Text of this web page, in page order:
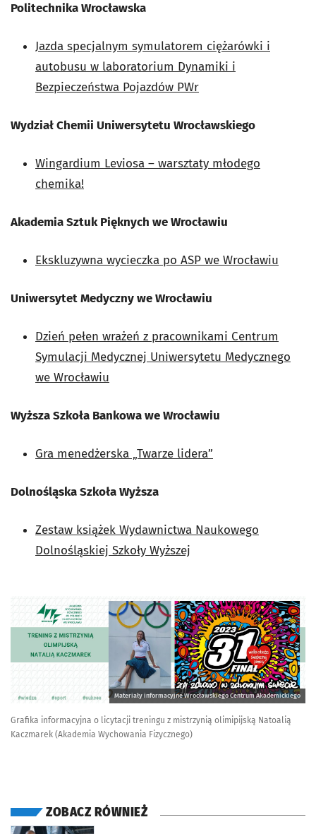
Politechnika Wrocławska
Jazda specjalnym symulatorem ciężarówki i
autobusu w laboratorium Dynamiki i
Bezpieczeństwa Pojazdów PWr
Wydział Chemii Uniwersytetu Wrocławskiego
Wingardium Leviosa – warsztaty młodego
chemika!
Akademia Sztuk Pięknych we Wrocławiu
Ekskluzywna wycieczka po ASP we Wrocławiu
Uniwersytet Medyczny we Wrocławiu
Dzień pełen wrażeń z pracownikami Centrum
Symulacji Medycznej Uniwersytetu Medycznego
we Wrocławiu
Wyższa Szkoła Bankowa we Wrocławiu
Gra menedżerska „Twarze lidera”
Dolnośląska Szkoła Wyższa
Zestaw książek Wydawnictwa Naukowego
Dolnośląskiej Szkoły Wyższej
Materiały informacyjne Wrocławskiego Centrum Akademickiego
Grafika informacyjna o licytacji treningu z mistrzynią olimipijską Natoalią
Kaczmarek (Akademia Wychowania Fizycznego)
ZOBACZ RÓWNIEŻ